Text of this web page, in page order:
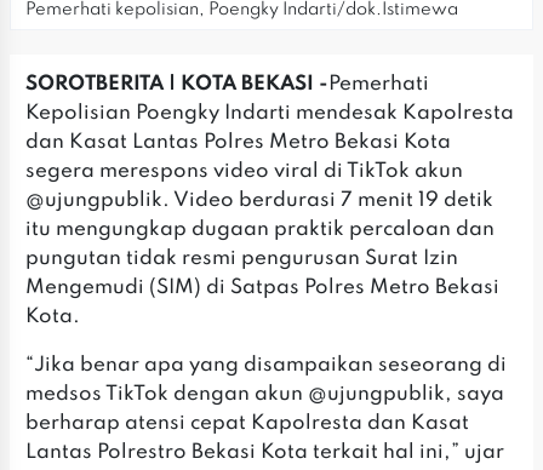
Pemerhati kepolisian, Poengky Indarti/dok.Istimewa
SOROTBERITA | KOTA BEKASI - Pemerhati
Kepolisian Poengky Indarti mendesak Kapolresta
dan Kasat Lantas Polres Metro Bekasi Kota
segera merespons video viral di TikTok akun
@ujungpublik. Video berdurasi 7 menit 19 detik
itu mengungkap dugaan praktik percaloan dan
pungutan tidak resmi pengurusan Surat Izin
Mengemudi (SIM) di Satpas Polres Metro Bekasi
Kota.
‎“Jika benar apa yang disampaikan seseorang di
medsos TikTok dengan akun @ujungpublik, saya
berharap atensi cepat Kapolresta dan Kasat
Lantas Polrestro Bekasi Kota terkait hal ini,” ujar